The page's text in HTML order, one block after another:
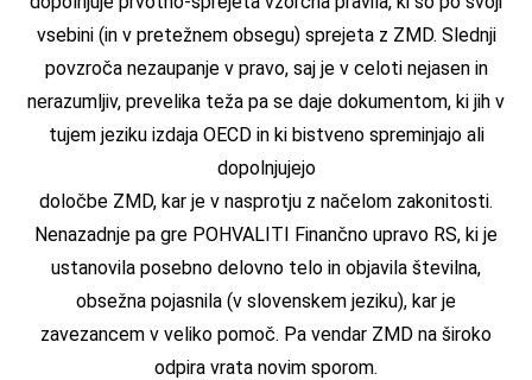
vsebini (in v pretežnem obsegu) sprejeta z ZMD. Slednji
povzroča nezaupanje v pravo, saj je v celoti nejasen in
nerazumljiv, prevelika teža pa se daje dokumentom, ki jih v
tujem jeziku izdaja OECD in ki bistveno spreminjajo ali
dopolnjujejo
določbe ZMD, kar je v nasprotju z načelom zakonitosti.
Nenazadnje pa gre POHVALITI Finančno upravo RS, ki je
ustanovila posebno delovno telo in objavila številna,
obsežna pojasnila (v slovenskem jeziku), kar je
zavezancem v veliko pomoč. Pa vendar ZMD na široko
odpira vrata novim sporom.